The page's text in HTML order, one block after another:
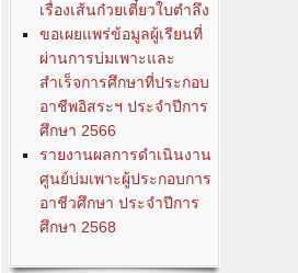
เรื่องเส้นก๋วยเตี๋ยวใบตำลึง
ขอเผยแพร่ข้อมูลผู้เรียนที่
ผ่านการบ่มเพาะและ
สำเร็จการศึกษาที่ประกอบ
อาชีพอิสระฯ ประจำปีการ
ศึกษา 2566
รายงานผลการดำเนินงาน
ศูนย์บ่มเพาะผู้ประกอบการ
อาชีวศึกษา ประจำปีการ
ศึกษา 2568